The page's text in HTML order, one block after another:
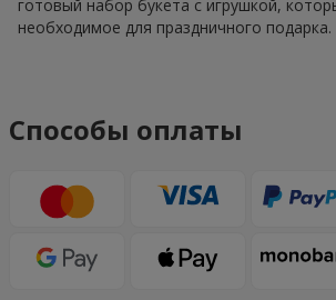
готовый набор букета с игрушкой,
необходимое для праздничного подарка.
Способы оплаты